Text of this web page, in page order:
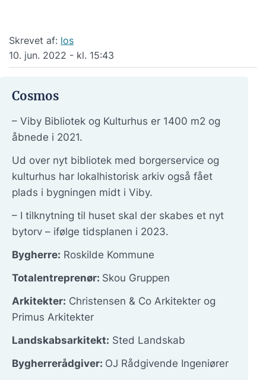
Skrevet af: los
10. jun. 2022 - kl. 15:43
Cosmos
– Viby Bibliotek og Kulturhus er 1400 m2 og
åbnede i 2021.
Ud over nyt bibliotek med borgerservice og
kulturhus har lokalhistorisk arkiv også fået
plads i bygningen midt i Viby.
– I tilknytning til huset skal der skabes et nyt
bytorv – ifølge tidsplanen i 2023.
Bygherre: Roskilde Kommune
Totalentreprenør: Skou Gruppen
Arkitekter: Christensen & Co Arkitekter og
Primus Arkitekter
Landskabsarkitekt: Sted Landskab
Bygherrerådgiver: OJ Rådgivende Ingeniører